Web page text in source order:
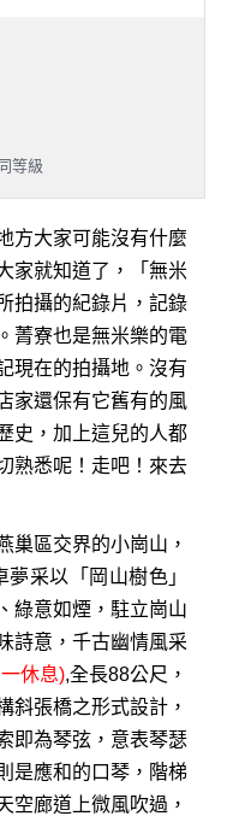
等級
方大家可能沒有什麼
家就知道了，「無米
拍攝的紀錄片，記錄
菁寮也是無米樂的電
現在的拍攝地。沒有
家還保有它舊有的風
史，加上這兒的人都
熟悉呢！走吧！來去
巢區交界的小崗山，
采以「岡山樹色」
綠意如煙，駐立崗山
詩意，千古幽情風采
休息),全長88公尺，
斜張橋之形式設計，
即為琴弦，意表琴瑟
是應和的口琴，階梯
空廊道上微風吹過，